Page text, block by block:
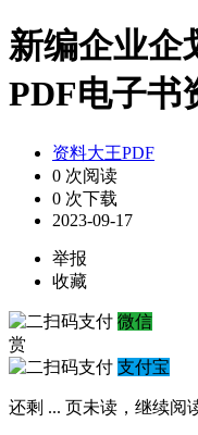
新编企业企
PDF电子书
资料大王PDF
0 次阅读
0 次下载
2023-09-17
举报
收藏
微信
赏
支付宝
还剩 ... 页未读， 继续阅